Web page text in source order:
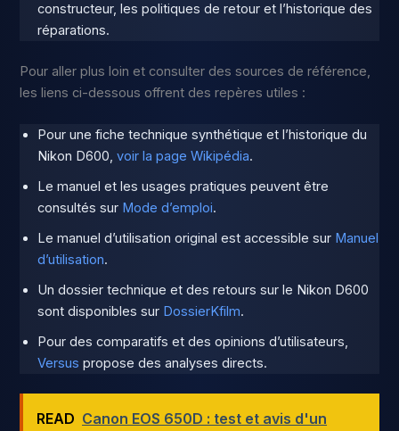
constructeur, les politiques de retour et l’historique des
réparations.
Pour aller plus loin et consulter des sources de référence,
les liens ci-dessous offrent des repères utiles :
Pour une fiche technique synthétique et l’historique du
Nikon D600,voir la page Wikipédia.
Le manuel et les usages pratiques peuvent être
consultés sur Mode d’emploi.
Le manuel d’utilisation original est accessible sur Manuel
d’utilisation.
Un dossier technique et des retours sur le Nikon D600
sont disponibles sur DossierKfilm.
Pour des comparatifs et des opinions d’utilisateurs,
Versus propose des analyses directs.
READ Canon EOS 650D : test et avis d'un